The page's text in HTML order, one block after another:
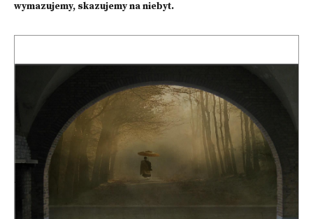
wymazujemy, skazujemy na niebyt.